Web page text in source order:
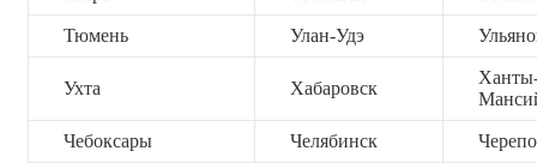
Тюмень Улан-Удэ
Ухта Хабаровск
Чебоксары Челябинск